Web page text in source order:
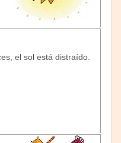
el sol está distraído.